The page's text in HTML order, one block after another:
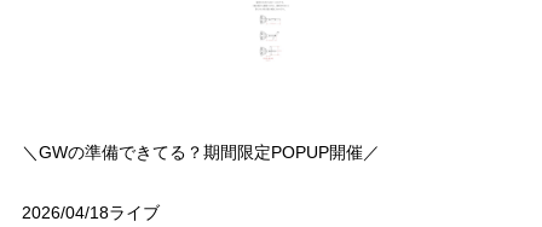
＼GWの準備できてる？期間限定POPUP開催／
2026/04/18ライブ